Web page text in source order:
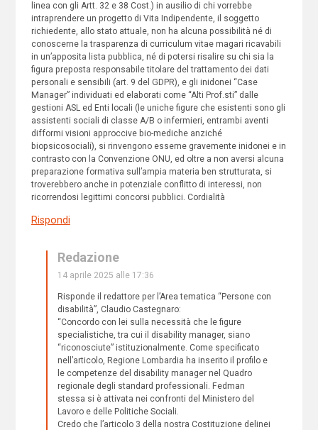
linea con gli Artt. 32 e 38 Cost.) in ausilio di chi vorrebbe
intraprendere un progetto di Vita Indipendente, il soggetto
richiedente, allo stato attuale, non ha alcuna possibilità né di
conoscerne la trasparenza di curriculum vitae magari ricavabili
in un’apposita lista pubblica, né di potersi risalire su chi sia la
figura preposta responsabile titolare del trattamento dei dati
personali e sensibili (art. 9 del GDPR), e gli inidonei “Case
Manager” individuati ed elaborati come “Alti Prof.sti” dalle
gestioni ASL ed Enti locali (le uniche figure che esistenti sono gli
assistenti sociali di classe A/B o infermieri, entrambi aventi
difformi visioni approccive bio-mediche anziché
biopsicosociali), si rinvengono esserne gravemente inidonei e in
contrasto con la Convenzione ONU, ed oltre a non aversi alcuna
preparazione formativa sull’ampia materia ben strutturata, si
troverebbero anche in potenziale conflitto di interessi, non
ricorrendosi legittimi concorsi pubblici. Cordialità
Rispondi
Redazione
14 aprile 2025 alle 17:36
Risponde il redattore per l’Area tematica “Persone con
disabilità”, Claudio Castegnaro:
“Concordo con lei sulla necessità che le figure
specialistiche, tra cui il disability manager, siano
“riconosciute” istituzionalmente. Come specificato
nell’articolo, Regione Lombardia ha inserito il profilo e
le competenze del disability manager nel Quadro
regionale degli standard professionali. Fedman
stessa si è attivata nei confronti del Ministero del
Lavoro e delle Politiche Sociali.
Credo che l’articolo 3 della nostra Costituzione delinei